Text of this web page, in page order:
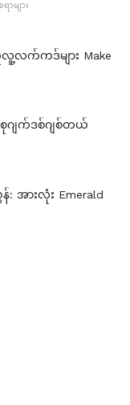
များ
လက်ကဒ်များ Make
ဂျက်ဒစ်ဂျစ်တယ်
အားလုံး Emerald